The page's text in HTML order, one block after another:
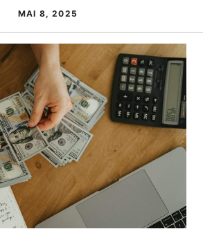
MAI 8, 2025